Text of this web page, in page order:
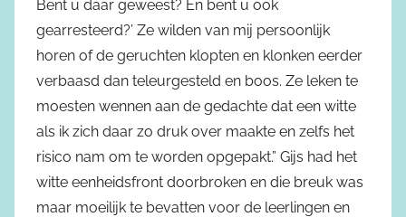
Bent u daar geweest? En bent u ook
gearresteerd?’ Ze wilden van mij persoonlijk
horen of de geruchten klopten en klonken eerder
verbaasd dan teleurgesteld en boos. Ze leken te
moesten wennen aan de gedachte dat een witte
als ik zich daar zo druk over maakte en zelfs het
risico nam om te worden opgepakt.” Gijs had het
witte eenheidsfront doorbroken en die breuk was
maar moeilijk te bevatten voor de leerlingen en